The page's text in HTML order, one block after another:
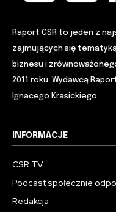
Raport CSR to jeden z
zajmujących się
biznesu i
2011 roku. Wydawcą
Ignacego Krasickiego.
INFORMACJE
CSR TV
Podcast społecznie
Redakcja